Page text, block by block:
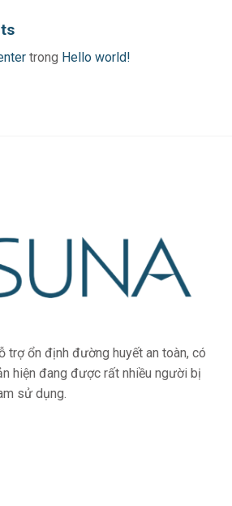
trong Hello world!
trợ ổn định đường huyết an toàn, có
hiện đang được rất nhiều người bị
sử dụng.